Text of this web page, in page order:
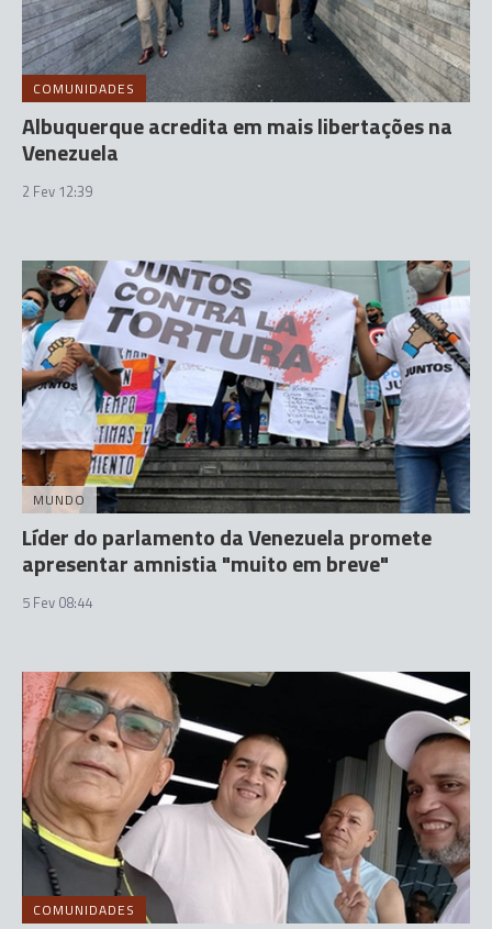
COMUNIDADES
Albuquerque acredita em mais libertações na
Venezuela
2 Fev 12:39
MUNDO
Líder do parlamento da Venezuela promete
apresentar amnistia "muito em breve"
5 Fev 08:44
COMUNIDADES